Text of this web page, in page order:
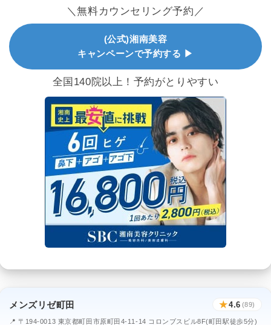
＼無料カウンセリング予約／
(公式)湘南美容
キャンペーンで予約する ▶
全国140院以上！予約がとりやすい
メンズリゼ町田 ★4.6 (89)
📍 〒194-0013 東京都町田市原町田4-11-14 コロンブスビル8F(町田駅徒歩5分)